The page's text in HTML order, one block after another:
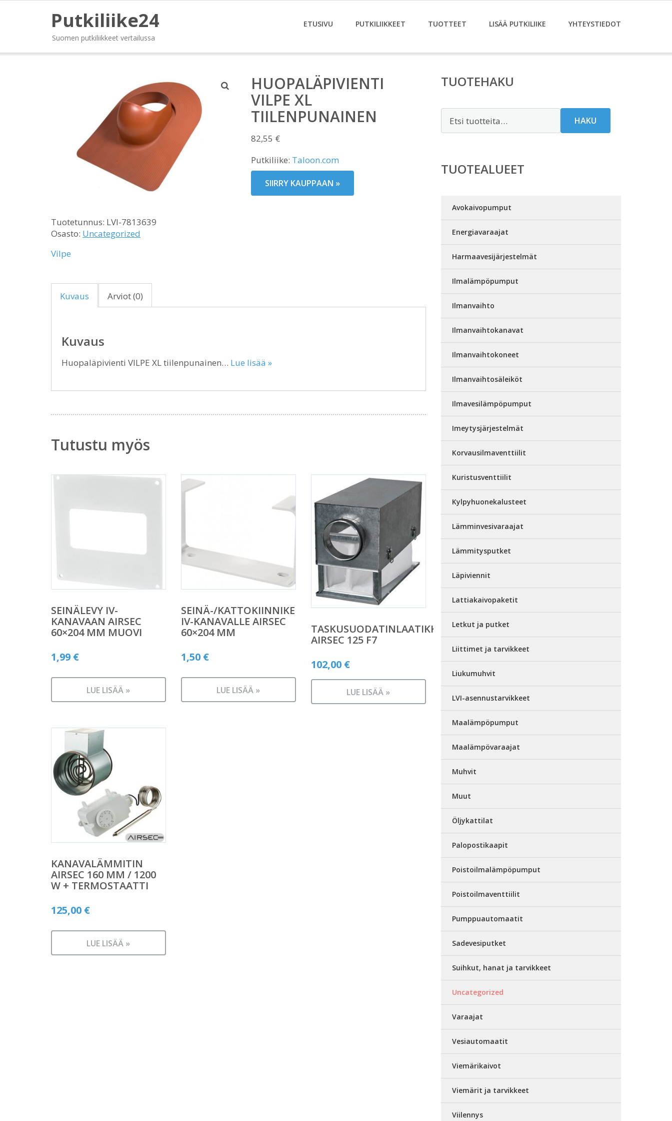
Putkiliike24
Suomen putkiliikkeet vertailussa
ETUSIVU PUTKILIIKKEET TUOTTEET LISÄÄ PUTKILIIKE YHTEYSTIEDOT
HUOPALÄPIVIENTI
VILPE XL
TIILENPUNAINEN
82,55 €
Putkiliike: Taloon.com
SIIRRY KAUPPAAN »
Tuotetunnus: LVI-7813639
Osasto: Uncategorized
Vilpe
Kuvaus Arviot (0)
Kuvaus
Huopaläpivienti VILPE XL tiilenpunainen… Lue lisää »
Tutustu myös
SEINÄLEVY IV-
KANAVAAN AIRSEC
60×204 MM MUOVI
1,99 €
LUE LISÄÄ »
SEINÄ-/KATTOKIINNIKE
IV-KANAVALLE AIRSEC
60×204 MM
1,50 €
LUE LISÄÄ »
TASKUSUODATINLAATIKKO
AIRSEC 125 F7
102,00 €
LUE LISÄÄ »
KANAVALÄMMITIN
AIRSEC 160 MM / 1200
W + TERMOSTAATTI
125,00 €
LUE LISÄÄ »
TUOTEHAKU
HAKU
TUOTEALUEET
Avokaivopumput
Energiavaraajat
Harmaavesijärjestelmät
Ilmalämpöpumput
Ilmanvaihto
Ilmanvaihtokanavat
Ilmanvaihtokoneet
Ilmanvaihtosäleiköt
Ilmavesilämpöpumput
Imeytysjärjestelmät
Korvausilmaventtiilit
Kuristusventtiilit
Kylpyhuonekalusteet
Lämminvesivaraajat
Lämmitysputket
Läpiviennit
Lattiakaivopaketit
Letkut ja putket
Liittimet ja tarvikkeet
Liukumuhvit
LVI-asennustarvikkeet
Maalämpöpumput
Maalämpövaraajat
Muhvit
Muut
Öljykattilat
Palopostikaapit
Poistoilmalämpöpumput
Poistoilmaventtiilit
Pumppuautomaatit
Sadevesiputket
Suihkut, hanat ja tarvikkeet
Uncategorized
Varaajat
Vesiautomaatit
Viemärikaivot
Viemärit ja tarvikkeet
Viilennys